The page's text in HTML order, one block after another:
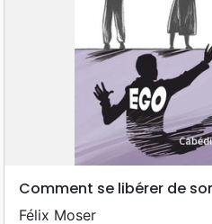
Comment se libérer de
Félix Moser